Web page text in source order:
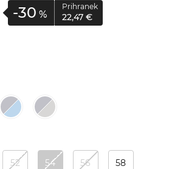
-30 %
Prihranek
22,47 €
52 54 56 58